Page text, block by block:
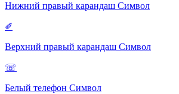
Нижний правый карандаш Символ
✐
Верхний правый карандаш Символ
☏
Белый телефон Символ